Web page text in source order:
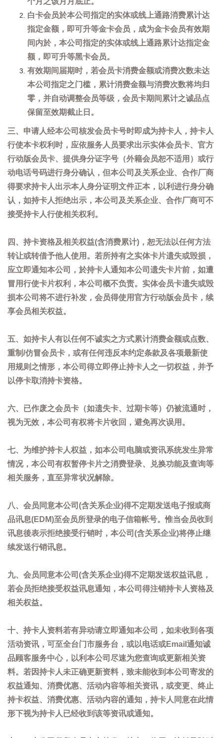
白卡会员於本公司指定的实体或线上通路消费累计达
指定金额，即可升等金卡会员，成为金卡会员有效期
间内於，本公司指定的实体或线上通路累计达指定金
额，即可升等黑卡会员。
有效期间届期时，若会员卡消费金额或消费次数未达
本公司指定之门槛，累计消费金额与消费次数将均归
零，并自动调整会员等级，会员卡期间累计之诚品点
保留至效期截止日。
三、申请人经本公司核发会员卡号时即成为持卡人，持卡人
行使本卡权利时，应依服务人员要求出示实体会员卡、官方
行动版会员卡、提供身分证字号（外籍会员恕不适用）或行
动电话号码进行身分确认，但本公司及关系企业、合作厂商
得要求持卡人出示本人身分证明文件正本，以利进行身分确
认，如持卡人拒绝出示，本公司及关系企业、合作厂商可不
接受持卡人行使相关权利。
四、持卡资格及相关权益(含消费累计)，恕无法以任何方法
转让或转借予他人使用。若所持有之实体卡片遗失或毁损，
应立即通知本公司，於持卡人通知本公司遗失卡片前，如遭
冒用行使卡片权利，本公司概不负责。实体会员卡遗失或毁
损本公司将不进行补发，会员得使用官方行动版会员卡，续
享会员相关权益。
五、如持卡人有以任何不诚实之方式累计消费金额或点数、
重制/仿冒会员卡，或有任何违反本约定条款及各项最新使
用规则之情形，本公司得立即停止持卡人之一切权益，并予
以停卡取消持卡资格。
六、已作废之会员卡（如遗失卡、过期卡等）仍被流通时，
视为无效，本公司有权将卡片收回，避免再次误用。
七、为维护持卡人权益，如本公司电脑或资讯系统发生异常
情况，本公司有权暂停卡片之消费登录、兑换功能及查询等
相关服务，直至异常状况解除。
八、会员同意本公司(含关系企业)得不定期发送电子报或商
品讯息(EDM)至会员所登录的电子信箱帐号。惟当会员收到
讯息後表示拒绝接受行销时，本公司(含关系企业)将停止继
续发送行销讯息。
九、会员同意本公司(含关系企业)得不定期发送权益讯息，
若会员拒绝接受权益讯息通知，本公司得注销持卡人资格及
相关权益。
十、持卡人资料若有异动请立即通知本公司，如未收到各项
活动资讯，可至全台门市服务台，或以电话或Email通知诚
品顾客服务中心，以利本公司尽速为您查询或更新相关资
料。若因持卡人未正确更新资料，致未能收到本公司寄发的
权益通知、消费优惠、活动内容等相关资讯，或变更、终止
持卡权益、消费优惠、活动内容的通知，持卡人同意在此情
形下视为持卡人已经收到该等资讯或通知。